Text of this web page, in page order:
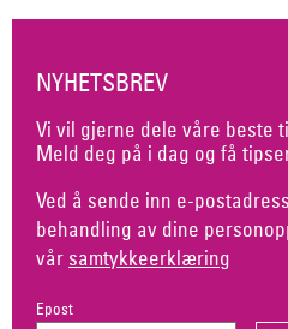
NYHETSBREV
Vi vil gjerne dele våre beste
Meld deg på i dag og få
Ved å sende inn e-
behandling av dine
vår samtykkeerklæring
Epost